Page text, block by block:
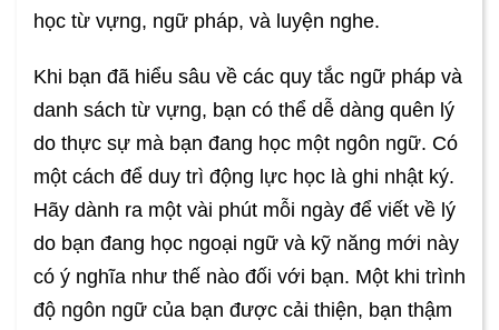
học từ vựng, ngữ pháp, và luyện nghe.
Khi bạn đã hiểu sâu về các quy tắc ngữ pháp và
danh sách từ vựng, bạn có thể dễ dàng quên lý
do thực sự mà bạn đang học một ngôn ngữ. Có
một cách để duy trì động lực học là ghi nhật ký.
Hãy dành ra một vài phút mỗi ngày để viết về lý
do bạn đang học ngoại ngữ và kỹ năng mới này
có ý nghĩa như thế nào đối với bạn. Một khi trình
độ ngôn ngữ của bạn được cải thiện, bạn thậm